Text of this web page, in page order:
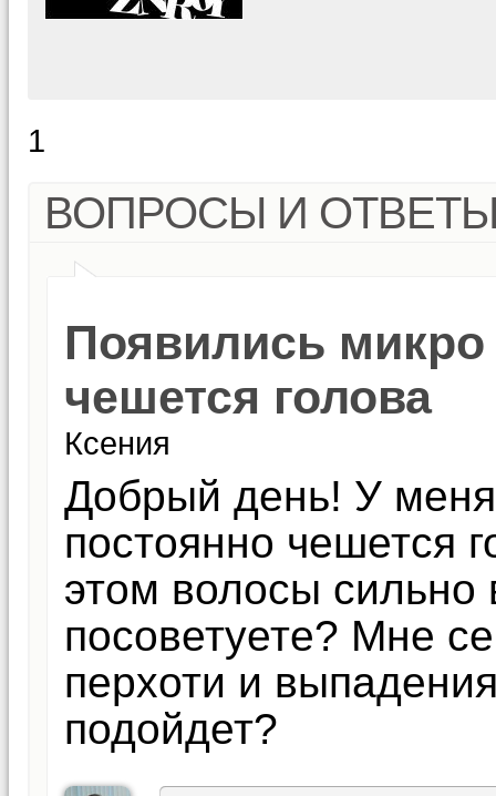
1
ВОПРОСЫ И
Появились
чешется голова
Ксения
Добрый день! У
постоянно чешется
этом волосы сильно
посоветуете? Мне
перхоти и
подойдет?